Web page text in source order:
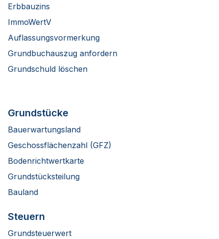
Erbbauzins
ImmoWertV
Auflassungsvormerkung
Grundbuchauszug anfordern
Grundschuld löschen
Grundstücke
Bauerwartungsland
Geschossflächenzahl (GFZ)
Bodenrichtwertkarte
Grundstücksteilung
Bauland
Steuern
Grundsteuerwert